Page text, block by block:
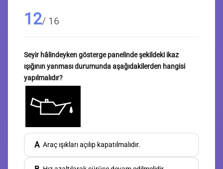
12/ 16
Seyir hâlindeyken gösterge panelinde şekildeki ikaz
ışığının yanması durumunda aşağıdakilerden hangisi
yapılmalıdır?
A Araç ışıkları açılıp kapatılmalıdır.